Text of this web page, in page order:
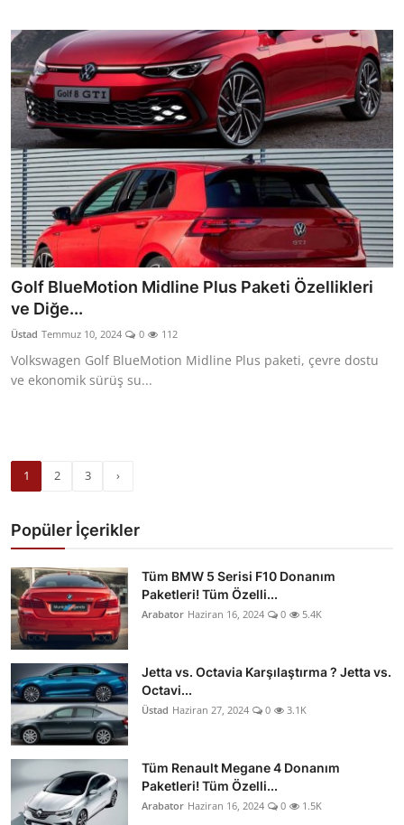
Golf BlueMotion Midline Plus Paketi Özellikleri
ve Diğe...
Üstad Temmuz 10, 2024 0 112
Volkswagen Golf BlueMotion Midline Plus paketi, çevre dostu
ve ekonomik sürüş su...
1 2 3 ›
Popüler İçerikler
Tüm BMW 5 Serisi F10 Donanım
Paketleri! Tüm Özelli...
Arabator Haziran 16, 2024 0 5.4K
Jetta vs. Octavia Karşılaştırma ? Jetta vs.
Octavi...
Üstad Haziran 27, 2024 0 3.1K
Tüm Renault Megane 4 Donanım
Paketleri! Tüm Özelli...
Arabator Haziran 16, 2024 0 1.5K